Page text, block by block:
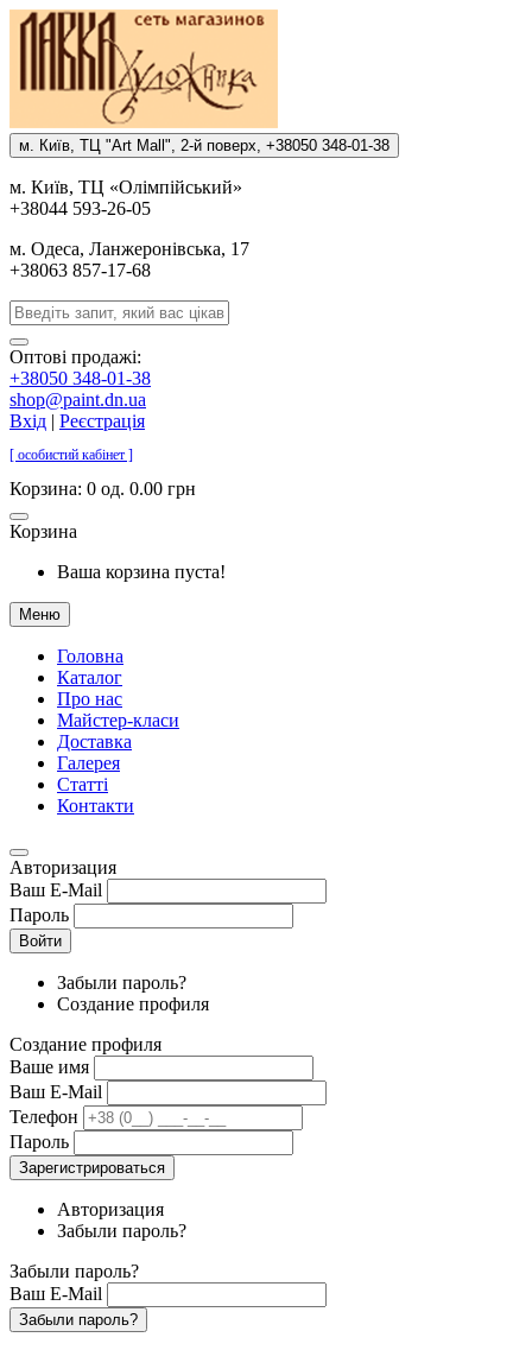
м. Киïв, ТЦ "Art Mall", 2-й поверх, +38050 348-01-38
м. Киïв, ТЦ «Олiмпiйський»
+38044 593-26-05
м. Одеса, Ланжеронiвська, 17
+38063 857-17-68
Оптові продажі:
+38050 348-01-38
shop@paint.dn.ua
Вхід | Реєстрація
[ особистий кабінет ]
Корзина: 0 од. 0.00 грн
Корзина
Ваша корзина пуста!
Меню
Головна
Каталог
Про нас
Майстер-класи
Доставка
Галерея
Статтi
Контакти
Авторизация
Ваш E-Mail
Пароль
Войти
Забыли пароль?
Создание профиля
Создание профиля
Ваше имя
Ваш E-Mail
Телефон
Пароль
Зарегистрироваться
Авторизация
Забыли пароль?
Забыли пароль?
Ваш E-Mail
Забыли пароль?